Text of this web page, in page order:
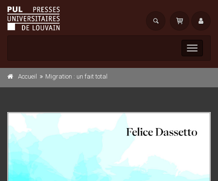
Toggle
Accueil Migration : un fait total